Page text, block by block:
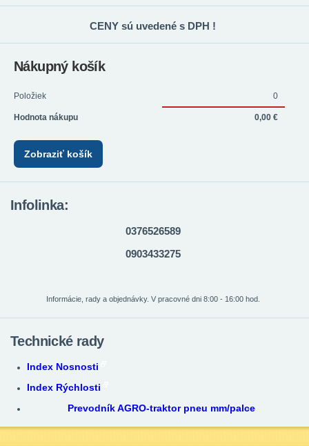
CENY sú uvedené s DPH !
Nákupný košík
Položiek 0
Hodnota nákupu 0,00 €
Zobraziť košík
Infolinka:
0376526589
0903433275
Informácie, rady a objednávky. V pracovné dni 8:00 - 16:00 hod.
Technické rady
Index Nosnosti
Index Rýchlosti
Prevodník AGRO-traktor pneu mm/palce